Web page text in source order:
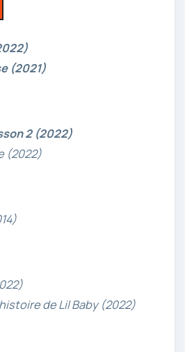
(2021)
2 (2022)
(2022)
de Lil Baby (2022)